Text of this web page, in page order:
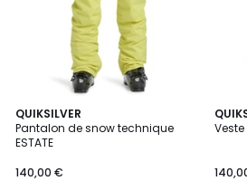
QUIKSILVER
Pantalon de snow technique
ESTATE
140,00 €
3
Couleurs
Veste